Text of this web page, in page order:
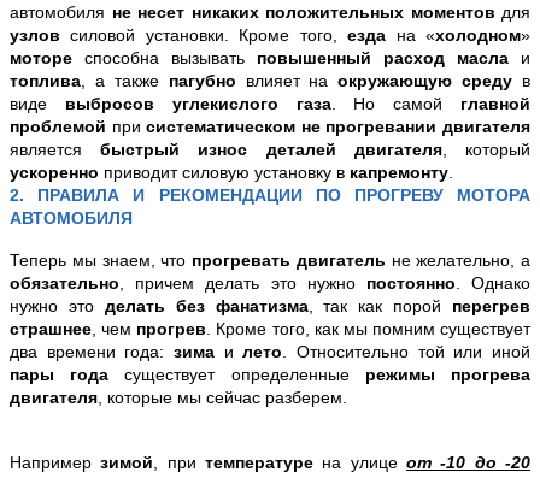
автомобиля не несет никаких положительных моментов для
узлов силовой установки. Кроме того,езда на «холодном»
моторе способна вызывать повышенный расход масла и
топлива , а также пагубно влияет наокружающую среду в
виде выбросов углекислого газа. Но самой главной
проблемой присистематическом не прогревании двигателя
являетсябыстрый износ деталей двигателя, который
ускоренно приводит силовую установку в капремонту
2. ПРАВИЛА И РЕКОМЕНДАЦИИ ПО ПРОГРЕВУ МОТОРА
АВТОМОБИЛЯ
Теперь мы знаем, что прогревать двигатель не желательно, а
обязательно , причем делать это нужно постоянно . Однако
нужно это делать без фанатизма, так как порой перегрев
страшнее , чем прогрев . Кроме того, как мы помним существует
два времени года: зима илето . Относительно той или иной
пары года существует определенные режимы прогрева
двигателя , которые мы сейчас разберем.
Напримерзимой , притемпературе на улице от -10 до -20